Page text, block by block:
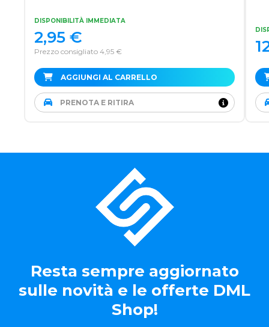
DISPONIBILITÀ IMMEDIATA
Prezzo consigliato 4,95 €
2,95 €
AGGIUNGI AL CARRELLO
PRENOTA E RITIRA
Resta sempre aggiornato
sulle novità e le offerte DML
Shop!